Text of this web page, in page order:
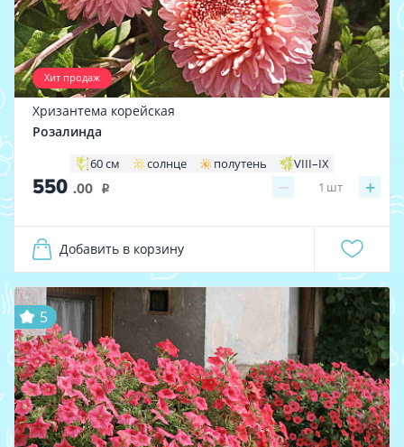
Хит продаж
Хризантема корейская
Розалинда
60 см солнце полутень VIII–IX
550 .00 i − +
1 шт
Добавить в корзину
5